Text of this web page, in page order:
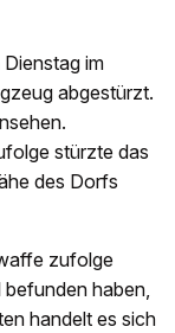
im
abgestürzt.
stürzte das
des Dorfs
zufolge
haben,
handelt es sich